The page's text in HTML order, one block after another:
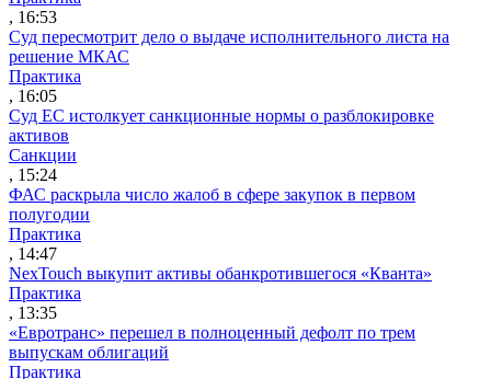
, 16:53
Суд пересмотрит дело о выдаче исполнительного листа на
решение МКАС
Практика
, 16:05
Суд ЕС истолкует санкционные нормы о разблокировке
активов
Санкции
, 15:24
ФАС раскрыла число жалоб в сфере закупок в первом
полугодии
Практика
, 14:47
NexTouch выкупит активы обанкротившегося «Кванта»
Практика
, 13:35
«Евротранс» перешел в полноценный дефолт по трем
выпускам облигаций
Практика